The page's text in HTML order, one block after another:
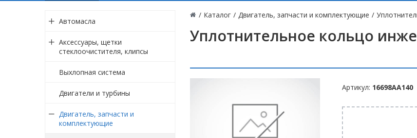
/ Каталог / Двигатель, запчасти и комплектующие /
Уплотнительное кольцо
Автомасла
Аксессуары, щетки
стеклоочистителя, клипсы
Выхлопная система
Двигатели и турбины
Двигатель, запчасти и
комплектующие
Артикул: 16698AA140